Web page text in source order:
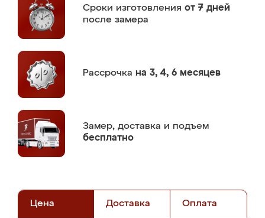
Сроки изготовления от 7 дней
после замера
Рассрочка на 3, 4, 6 месяцев
Замер, доставка и подъем
бесплатно
Цена Доставка Оплата